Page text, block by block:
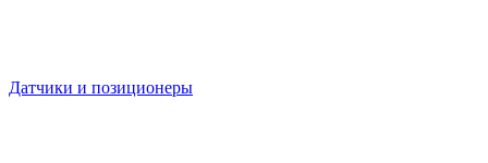
Датчики и позиционеры